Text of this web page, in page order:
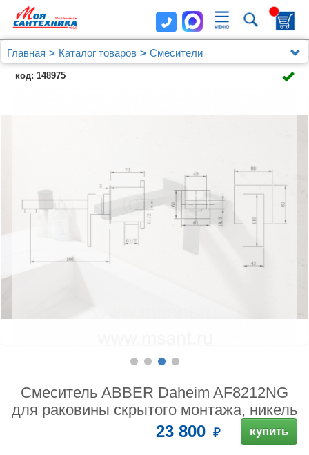
Главная Каталог товаров
Смесители
Смеситель ABBER Daheim AF8212NG для раковины
скрытого монтажа, никель
код: 148975
Смеситель ABBER Daheim AF8212NG
для раковины скрытого монтажа, никель
23 800 купить